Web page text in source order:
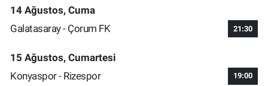
14 Ağustos, Cuma
Galatasaray - Çorum FK
21:30
15 Ağustos, Cumartesi
Konyaspor - Rizespor
19:00